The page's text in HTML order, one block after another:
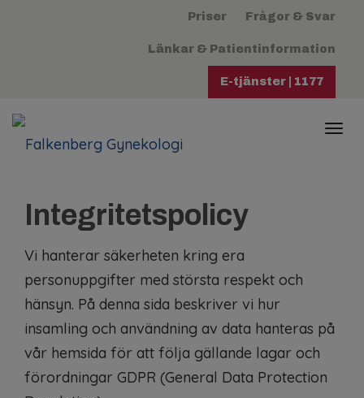
Priser Frågor & Svar
Länkar & Patientinformation
E-tjänster | 1177
Integritetspolicy
Vi hanterar säkerheten kring era
personuppgifter med största respekt och
hänsyn. På denna sida beskriver vi hur
insamling och användning av data hanteras på
vår hemsida för att följa gällande lagar och
förordningar GDPR (General Data Protection